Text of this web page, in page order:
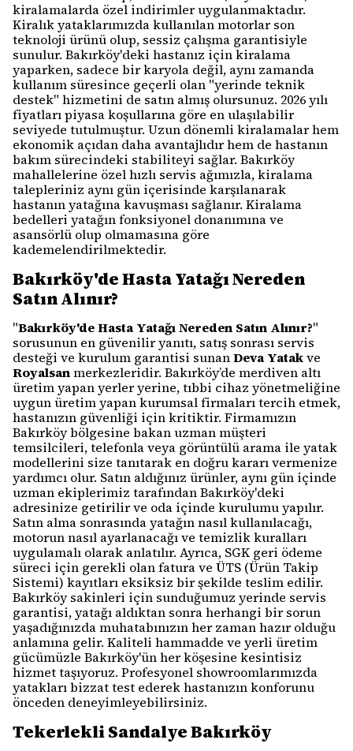
kiralamalarda özel indirimler uygulanmaktadır.
Kiralık yataklarımızda kullanılan motorlar son
teknoloji ürünü olup, sessiz çalışma garantisiyle
sunulur. Bakırköy'deki hastanız için kiralama
yaparken, sadece bir karyola değil, aynı zamanda
kullanım süresince geçerli olan "yerinde teknik
destek" hizmetini de satın almış olursunuz. 2026 yılı
fiyatları piyasa koşullarına göre en ulaşılabilir
seviyede tutulmuştur. Uzun dönemli kiralamalar hem
ekonomik açıdan daha avantajlıdır hem de hastanın
bakım sürecindeki stabiliteyi sağlar. Bakırköy
mahallelerine özel hızlı servis ağımızla, kiralama
talepleriniz aynı gün içerisinde karşılanarak
hastanın yatağına kavuşması sağlanır. Kiralama
bedelleri yatağın fonksiyonel donanımına ve
asansörlü olup olmamasına göre
kademelendirilmektedir.
Bakırköy'de Hasta Yatağı Nereden
Satın Alınır?
"Bakırköy'de Hasta Yatağı Nereden Satın Alınır?"
sorusunun en güvenilir yanıtı, satış sonrası servis
desteği ve kurulum garantisi sunanDeva Yatakve
Royalsanmerkezleridir. Bakırköy’de merdiven altı
üretim yapan yerler yerine, tıbbi cihaz yönetmeliğine
uygun üretim yapan kurumsal firmaları tercih etmek,
hastanızın güvenliği için kritiktir. Firmamızın
Bakırköy bölgesine bakan uzman müşteri
temsilcileri, telefonla veya görüntülü arama ile yatak
modellerini size tanıtarak en doğru kararı vermenize
yardımcı olur. Satın aldığınız ürünler, aynı gün içinde
uzman ekiplerimiz tarafından Bakırköy'deki
adresinize getirilir ve oda içinde kurulumu yapılır.
Satın alma sonrasında yatağın nasıl kullanılacağı,
motorun nasıl ayarlanacağı ve temizlik kuralları
uygulamalı olarak anlatılır. Ayrıca, SGK geri ödeme
süreci için gerekli olan fatura ve ÜTS (Ürün Takip
Sistemi) kayıtları eksiksiz bir şekilde teslim edilir.
Bakırköy sakinleri için sunduğumuz yerinde servis
garantisi, yatağı aldıktan sonra herhangi bir sorun
yaşadığınızda muhatabınızın her zaman hazır olduğu
anlamına gelir. Kaliteli hammadde ve yerli üretim
gücümüzle Bakırköy'ün her köşesine kesintisiz
hizmet taşıyoruz. Profesyonel showroomlarımızda
yatakları bizzat test ederek hastanızın konforunu
önceden deneyimleyebilirsiniz.
Tekerlekli Sandalye Bakırköy